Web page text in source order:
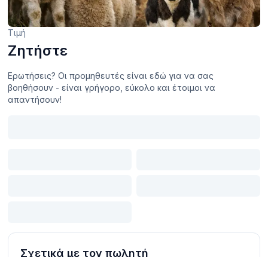
Τιμή
Ζητήστε
Ερωτήσεις? Οι προμηθευτές είναι εδώ για να σας
βοηθήσουν - είναι γρήγορο, εύκολο και έτοιμοι να
απαντήσουν!
Σχετικά με τον πωλητή